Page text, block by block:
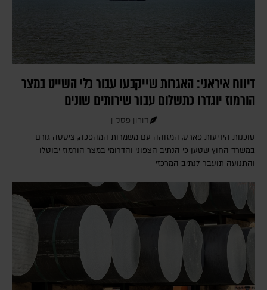
דיווח איראני: האגרות שייקבעו עבור כלי השייט במצר
הורמוז יוגדרו כתשלום עבור שירותים שונים
דורון פסקין
סוכנות הידיעות פארס, המזוהה עם משמרות המהפכה, ציטטה גורם
במשרד החוץ שטען כי הנתיב הצפוני והדרומי במצר הורמוז יבוטלו
והתנועה תועבר לנתיב המרכזי